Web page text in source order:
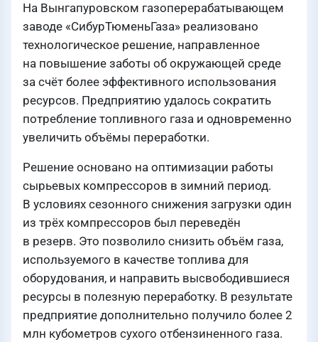
На Вынгапуровском газоперерабатывающем
заводе «СибурТюменьГаза» реализовано
технологическое решение, направленное
на повышение заботы об окружающей среде
за счёт более эффективного использования
ресурсов. Предприятию удалось сократить
потребление топливного газа и одновременно
увеличить объёмы переработки.
Решение основано на оптимизации работы
сырьевых компрессоров в зимний период.
В условиях сезонного снижения загрузки один
из трёх компрессоров был переведён
в резерв. Это позволило снизить объём газа,
используемого в качестве топлива для
оборудования, и направить высвободившиеся
ресурсы в полезную переработку. В результате
предприятие дополнительно получило более 2
млн кубометров сухого отбензиненного газа.